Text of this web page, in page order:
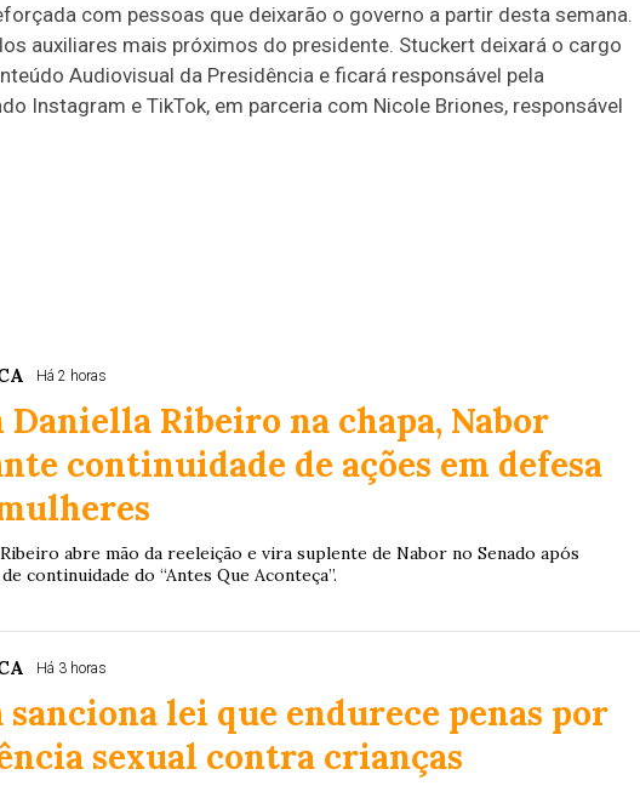
com pessoas que deixarão o governo a partir desta semana.
auxiliares mais próximos do presidente. Stuckert deixará o cargo
Audiovisual da Presidência e ficará responsável pela
Instagram e TikTok, em parceria com Nicole Briones, responsável
Há 2 horas
Daniella Ribeiro na chapa, Nabor
continuidade de ações em defesa
abre mão da reeleição e vira suplente de Nabor no Senado após
continuidade do “Antes Que Aconteça”.
Há 3 horas
sanciona lei que endurece penas por
sexual contra crianças